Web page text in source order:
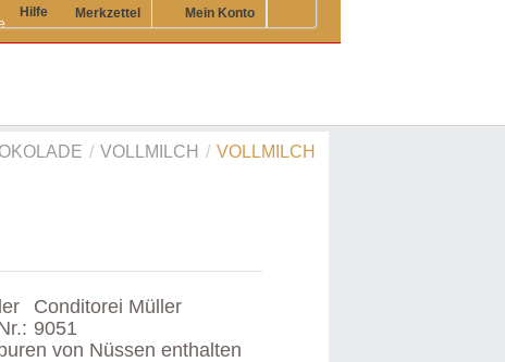
Hilfe Merkzettel Mein Konto
/ VOLLMILCH / VOLLMILCH
Conditorei Müller
9051
von Nüssen enthalten